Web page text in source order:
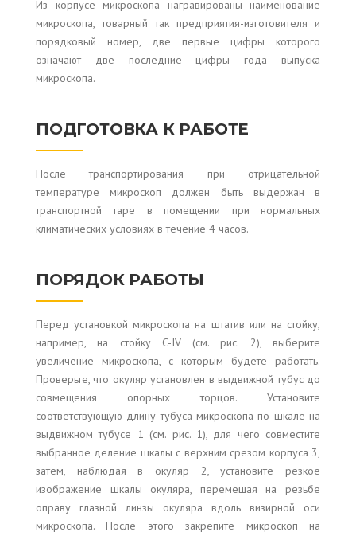
Из корпусе микроскопа награвированы наименование
микроскопа, товарный так предприятия-изготовителя и
порядковый номер, две первые цифры которого
означают две последние цифры года выпуска
микроскопа.
ПОДГОТОВКА К РАБОТЕ
После транспортирования при отрицательной
температуре микроскоп должен быть выдержан в
транспортной таре в помещении при нормальных
климатических условиях в течение 4 часов.
ПОРЯДОК РАБОТЫ
Перед установкой микроскопа на штатив или на стойку,
например, на стойку C-IV (см. рис. 2), выберите
увеличение микроскопа, с которым будете работать.
Проверьте, что окуляр установлен в выдвижной тубус до
совмещения опорных торцов. Установите
соответствующую длину тубуса микроскопа по шкале на
выдвижном тубусе 1 (см. рис. 1), для чего совместите
выбранное деление шкалы с верхним срезом корпуса 3,
затем, наблюдая в окуляр 2, установите резкое
изображение шкалы окуляра, перемещая на резьбе
оправу глазной линзы окуляра вдоль визирной оси
микроскопа. После этого закрепите микроскоп на